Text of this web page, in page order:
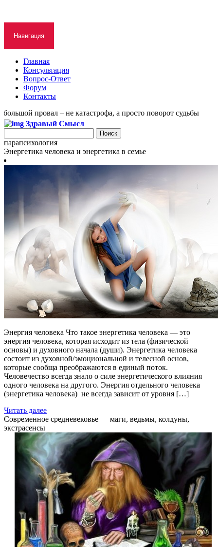
Навигация
Главная
Консультация
Вопрос-Ответ
Форум
Контакты
провал – не катастрофа, а просто поворот судьбы
Здравый Смысл
парапсихология
Энергетика человека и энергетика в семье
Энергия человека Что такое энергетика человека — это
энергия человека, которая исходит из тела (физической
основы) и духовного начала (души). Энергетика человека
состоит из духовной/эмоциональной и телесной основ,
которые сообща преображаются в единый поток.
Человечество всегда знало о силе энергетического влияния
одного человека на другого. Энергия отдельного человека
(энергетика человека) не всегда зависит от уровня […]
Читать далее
Современное средневековье — маги, ведьмы, колдуны,
экстрасенсы